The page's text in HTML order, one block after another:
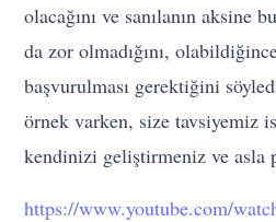
olacağını ve sanılanın aksine
da zor olmadığını,
başvurulması gerektiğini
örnek varken, size tavsiyemiz
kendinizi geliştirmeniz ve asla
https://www.youtube.com/